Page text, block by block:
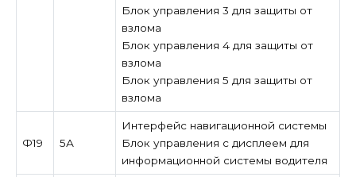
Блок управления 3 для защиты от
взлома
Блок управления 4 для защиты от
взлома
Блок управления 5 для защиты от
взлома
Ф19 5А
Интерфейс навигационной системы
Блок управления с дисплеем для
информационной системы водителя